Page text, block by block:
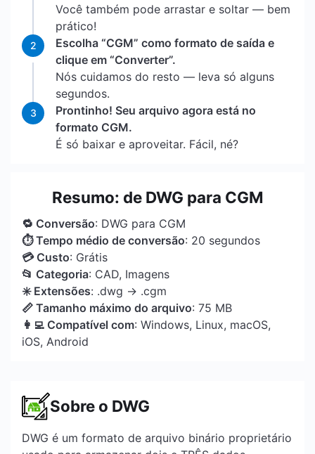
Você também pode arrastar e soltar — bem
prático!
2
Escolha “CGM” como formato de saída e
clique em “Converter”.
Nós cuidamos do resto — leva só alguns
segundos.
3
Prontinho! Seu arquivo agora está no
formato CGM.
É só baixar e aproveitar. Fácil, né?
Resumo: de DWG para CGM
🔁 Conversão: DWG para CGM
⏱ Tempo médio de conversão: 20 segundos
💳 Custo: Grátis
📂 Categoria: CAD, Imagens
✳️ Extensões: .dwg → .cgm
📏 Tamanho máximo do arquivo: 75 MB
👩‍💻 Compatível com: Windows, Linux, macOS,
iOS, Android
Sobre o DWG
DWG é um formato de arquivo binário proprietário